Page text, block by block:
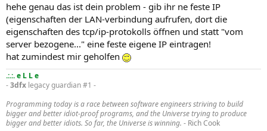
hehe genau das ist dein problem - gib ihr ne feste IP
(eigenschaften der LAN-verbindung aufrufen, dort die
eigenschaften des tcp/ip-protokolls öffnen und statt "vom
server bezogene..." eine feste eigene IP eintragen!
hat zumindest mir geholfen
.:.:. e L L e
-3dfx legacy guardian #1 -
Programming today is a race between software engineers striving to build
bigger and better idiot-proof programs, and the Universe trying to produce
bigger and better idiots. So far, the Universe is winning. - Rich Cook